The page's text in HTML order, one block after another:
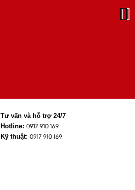
Tư vấn và hỗ trợ 24/7
Hotline: 0917 910 169
Kỹ thuật:0917 910 169